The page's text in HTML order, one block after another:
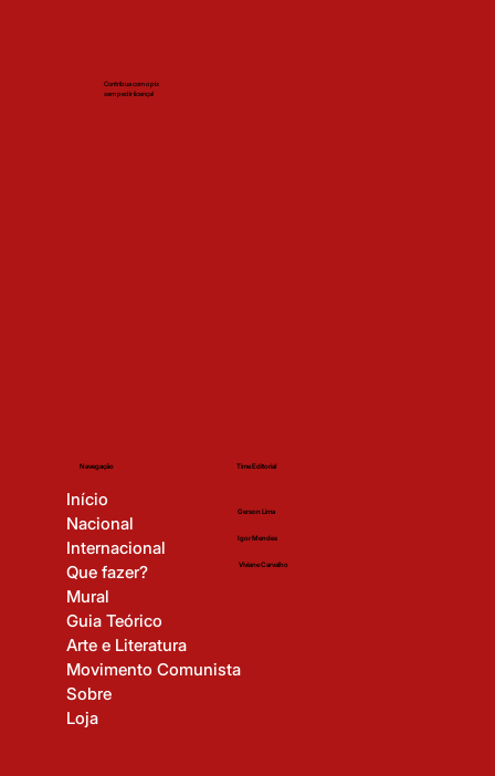
Contribua com o pix
sem pedir licença!
Navegação
Início
Nacional
Internacional
Que fazer?
Mural
Guia Teórico
Arte e Literatura
Movimento Comunista
Sobre
Loja
Time Editorial
Gerson Lima
Igor Mendes
Viviane Carvalho